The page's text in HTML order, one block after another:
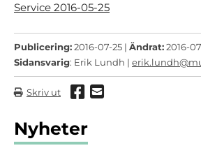
Service 2016-05-25
Publicering:2016-07-25 | Ändrat:2016-
Sidansvarig: Erik Lundh |
Skriv ut Dela via
Dela via mail
Nyheter